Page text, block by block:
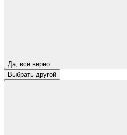
Да, всё верно
Выбрать другой